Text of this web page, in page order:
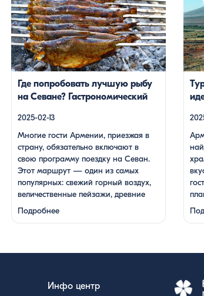
программу поездку на Севан. Этот
маршрут — один из самых популярных:
свежий горный воздух, величественные
пейзажи, древние храмы и, конечно же,
местная кухня. На Севане можно
посетить Севанаванк — знаменитый
полуострове, а также Айраванк, который
менее известен, но не менее […]
Где попробовать лучшую рыбу
на Севане? Гастрономический
2025-02-13
Многие гости Армении, приезжая в
страну, обязательно включают в
свою программу поездку на Севан.
Этот маршрут — один из самых
популярных: свежий горный воздух,
величественные пейзажи, древние
храмы и, конечно же, местная кухня.
На Севане можно посетить
на полуострове, а также Айраванк,
Подробнее
если
Инфо центр